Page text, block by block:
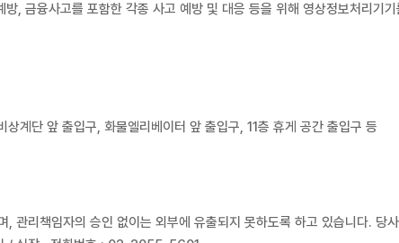
, 금융사고를 포함한 각종 사고 예방 및 대응 등을 위해 영상정보처리기
계단 앞 출입구, 화물엘리베이터 앞 출입구, 11층 휴게 공간 출입구 등
관리책임자의 승인 없이는 외부에 유출되지 못하도록 하고 있습니다. 당